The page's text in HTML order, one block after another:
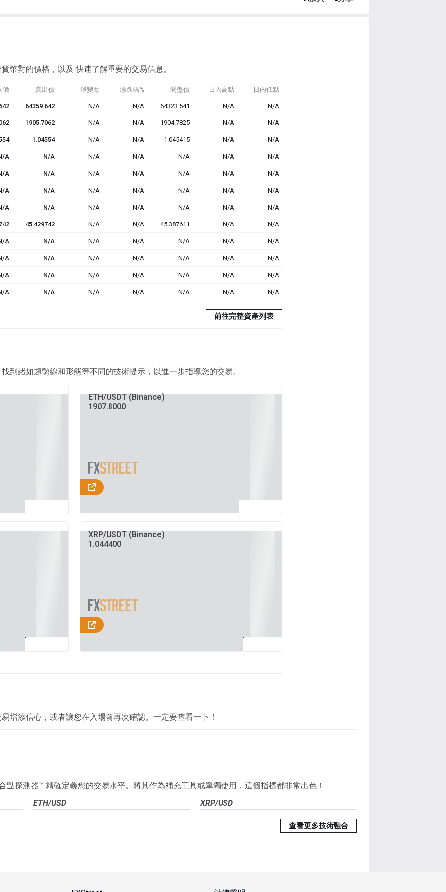
幣對的價格， 以及 快速了解重要的交易信息。
價 賣出價 淨變動 漲跌幅% 開盤價 日內高點 日內低點
64359.642 N/A N/A 64323.541 N/A N/A
1905.7062 N/A N/A 1904.7825 N/A N/A
1.04554 N/A N/A 1.045415 N/A N/A
A N/A N/A N/A N/A N/A N/A
A N/A N/A N/A N/A N/A N/A
A N/A N/A N/A N/A N/A N/A
A N/A N/A N/A N/A N/A N/A
45.429742 N/A N/A 45.387611 N/A N/A
A N/A N/A N/A N/A N/A N/A
A N/A N/A N/A N/A N/A N/A
A N/A N/A N/A N/A N/A N/A
A N/A N/A N/A N/A N/A N/A
前往完整資產列表
到諸如趨勢線和形態等不同的技術提示，以進一步指導您的交易。
ETH/USDT (Binance)
1907.8000
XRP/USDT (Binance)
1.044400
增添信心，或者讓您在入場前再次確認。一定要查看一下！
點探測器™ 精確定義您的交易水平。 將其作為補充工具或單獨使用 ，這個指標都非常出色！
ETH/USD
XRP/USD
查看更多技術融合